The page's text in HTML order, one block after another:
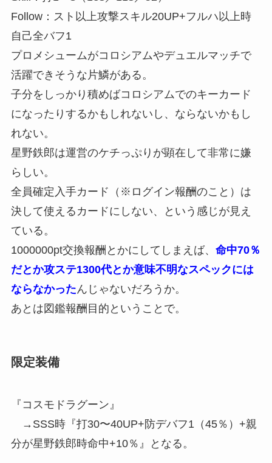
Follow：スト以上攻撃スキル20UP+フルハ以上時
自己全バフ1
プロメシュームがコロシアムやデュエルマッチで
活躍できそうな片鱗がある。
子分をしっかり積めばコロシアムでのキーカード
になったりするかもしれないし、ならないかもし
れない。
星野鉄郎は運営のケチっぷりが顕在して非常に嫌
らしい。
全員確定入手カード（※ログイン報酬のこと）は
決して使えるカードにしない、という感じが見え
ている。
1000000pt交換報酬とかにしてしまえば、 命中70％
だとか攻ステ1300代とか意味不明なスペックには
ならなかったんじゃないだろうか。
あとは図鑑報酬目的ということで。
限定装備
『コスモドラグーン』
→SSS時『打30〜40UP+防デバフ1（45％）+親
分が星野鉄郎時命中+10％』となる。